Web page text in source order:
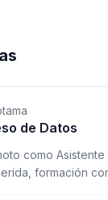
de Datos
como
formación